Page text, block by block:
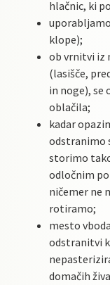
hlačnic, ki
klope);
ob vrnitvi iz
(lasišče,
in noge), se
oblačila;
kadar
odstranimo
storimo
odločnim
ničemer ne
rotiramo;
mesto
odstranitvi
domačih